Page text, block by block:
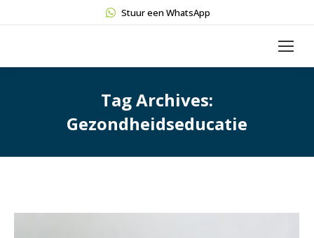
Stuur een WhatsApp
Tag Archives:
Gezondheidseducatie